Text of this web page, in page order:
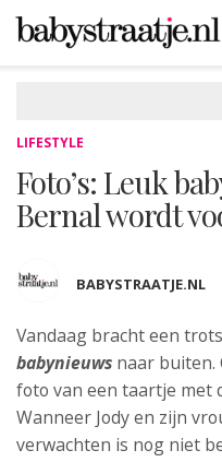
LIFESTYLE
Foto’s: Leuk
Bernal wordt
BABYSTRAATJE.NL
Vandaag bracht een
babynieuws naar buiten.
foto van een taartje met
Wanneer Jody en zijn
verwachten is nog niet